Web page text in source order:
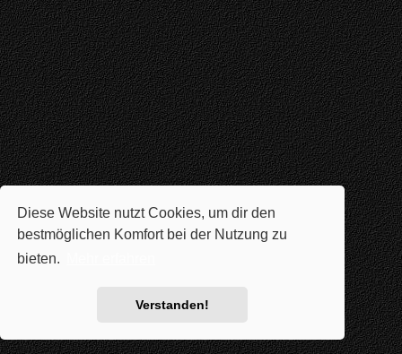
Diese Website nutzt Cookies, um dir den
bestmöglichen Komfort bei der Nutzung zu
bieten.
Verstanden!